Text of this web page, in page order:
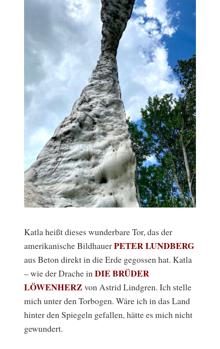
Katla heißt dieses wunderbare Tor, das der
amerikanische BildhauerPETER LUNDBERG
aus Beton direkt in die Erde gegossen hat. Katla
– wie der Drache inDIE BRÜDER
LÖWENHERZ von Astrid Lindgren. Ich stelle
mich unter den Torbogen. Wäre ich in das Land
hinter den Spiegeln gefallen, hätte es mich nicht
gewundert.